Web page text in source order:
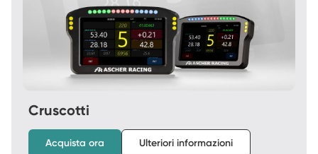
Cruscotti
Acquista ora Ulteriori informazioni